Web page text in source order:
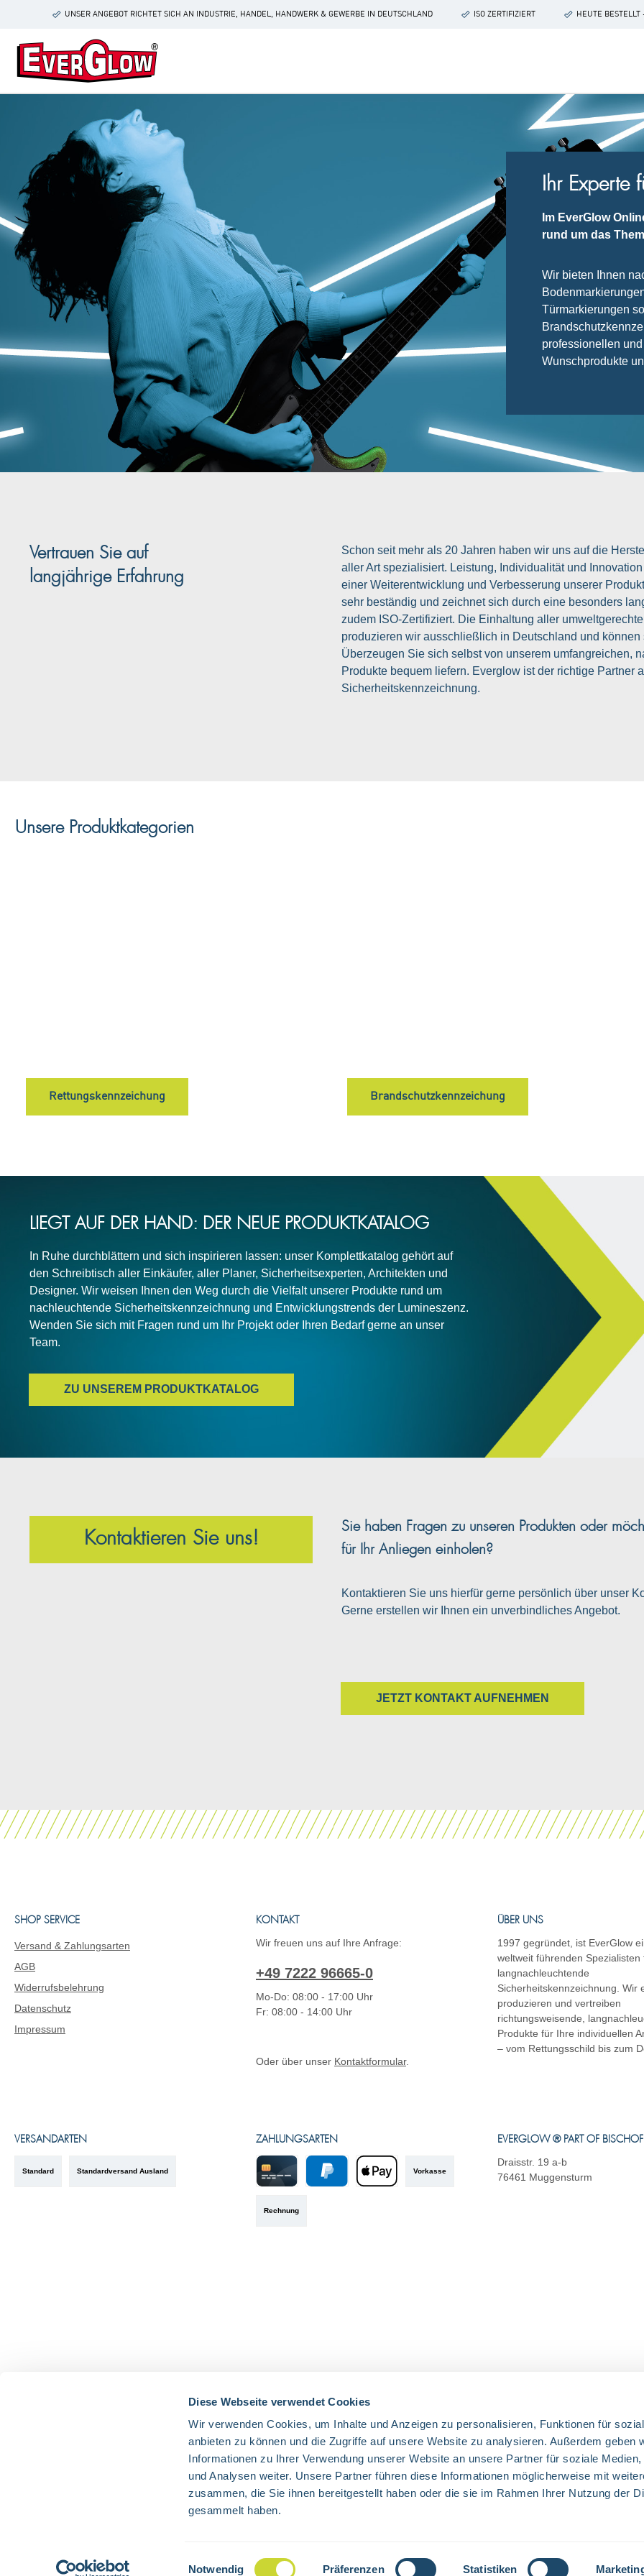
Diese Webseite verwendet Cookies
Wir verwenden Cookies, um Inhalte und Anzeigen zu personalisieren, Funktionen für
anbieten zu können und die Zugriffe auf unsere Website zu analysieren. Außerdem geben
Informationen zu Ihrer Verwendung unserer Website an unsere Partner für soziale Medien,
und Analysen weiter. Unsere Partner führen diese Informationen möglicherweise mit
zusammen, die Sie ihnen bereitgestellt haben oder die sie im Rahmen Ihrer Nutzung der
gesammelt haben.
Einwilligungsauswahl
Notwendig Präferenzen Statistiken
Hauptinhalt springen
Zur Suche springen
Zur Hauptnavigation springen
UNSER ANGEBOT RICHTET SICH AN INDUSTRIE, HANDEL, HANDWERK & GEWERBE IN DEUTSCHLAND ISO ZERTIFIZIERT HEUTE BESTELLT
Ihr Experte
Im EverGlow
rund um das
Wir bieten Ihnen
Türmarkierungen
professionellen
Wunschprodukte
Vertrauen Sie auf
langjährige Erfahrung
Schon seit mehr als 20 Jahren haben wir uns auf die
aller Art spezialisiert. Leistung, Individualität und
einer Weiterentwicklung und Verbesserung unserer
sehr beständig und zeichnet sich durch eine besonders
zudem ISO-Zertifiziert. Die Einhaltung aller
produzieren wir ausschließlich in Deutschland und
Überzeugen Sie sich selbst von unserem umfangreichen,
Produkte bequem liefern. Everglow ist der richtige Partner
Sicherheitskennzeichnung.
Unsere Produktkategorien
Rettungskennzeichung Brandschutzkennzeichung
LIEGT AUF DER HAND: DER NEUE PRODUKTKATALOG
In Ruhe durchblättern und sich inspirieren lassen: unser Komplettkatalog gehört auf
den Schreibtisch aller Einkäufer, aller Planer, Sicherheitsexperten, Architekten und
Designer. Wir weisen Ihnen den Weg durch die Vielfalt unserer Produkte rund um
nachleuchtende Sicherheitskennzeichnung und Entwicklungstrends der Lumineszenz.
Wenden Sie sich mit Fragen rund um Ihr Projekt oder Ihren Bedarf gerne an unser
Team.
ZU UNSEREM PRODUKTKATALOG
Kontaktieren Sie uns!
Sie haben Fragen zu unseren Produkten oder
für Ihr Anliegen einholen?
Kontaktieren Sie uns hierfür gerne persönlich über unser
Gerne erstellen wir Ihnen ein unverbindliches Angebot.
JETZT KONTAKT AUFNEHMEN
SHOP SERVICE
Versand & Zahlungsarten
AGB
Widerrufsbelehrung
Datenschutz
Impressum
KONTAKT
Wir freuen uns auf Ihre Anfrage:
+49 7222 96665-0
Mo-Do: 08:00 - 17:00 Uhr
Fr: 08:00 - 14:00 Uhr
Oder über unser Kontaktformular.
ÜBER UNS
1997 gegründet, ist EverGlow
weltweit führenden Spezialisten
langnachleuchtende
Sicherheitskennzeichnung. Wir
produzieren und vertreiben
richtungsweisende,
Produkte für Ihre individuellen
– vom Rettungsschild bis zum
VERSANDARTEN
Standard Standardversand Ausland
ZAHLUNGSARTEN
Vorkasse
Rechnung
EVERGLOW ® PART OF
Draisstr. 19 a-b
76461 Muggensturm
UNSERE COMMUNITIES
FacebookTwitter LinkedInWebsite
Alle Preise exkl. gesetzl. Mehrwertsteuer zzgl.Versandkosten und ggf. Nachnahmegebühren,
© 2026 Everglow - Alle Rechte vorbehalten. Theme by ThemeWare®